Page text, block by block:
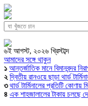
৬ই আগস্ট, ২০২৬ খ্রিস্টাব্দ
আমাদের সঙ্গে থাকুন
১ আন্তর্জাতিক মানে বিমানবন্দর
২ দ্বিতীয় রানওয়ে ছাড়া থার্ড
৩ থার্ড টার্মিনালের প্রতিটি
৪ এক শাহজালালের টাকায় চলছে